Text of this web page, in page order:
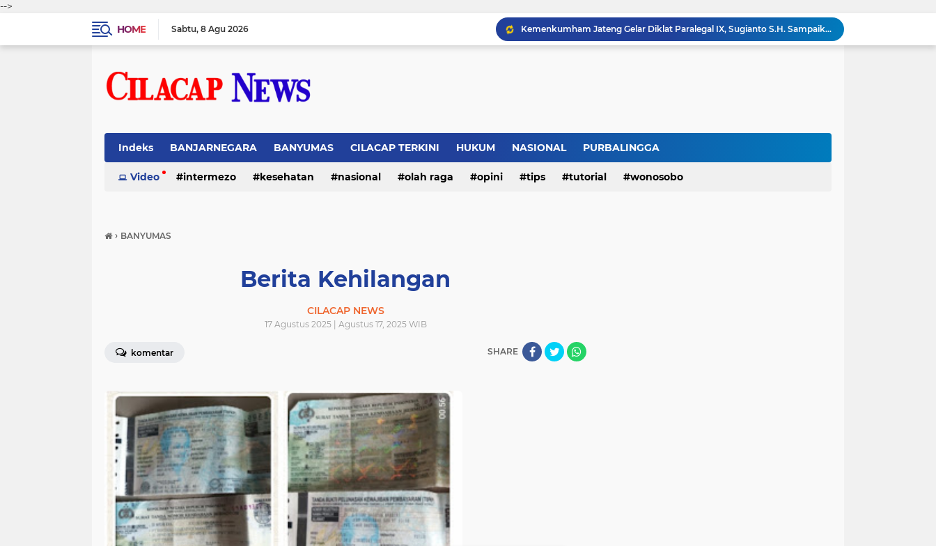
-->
HOME
Sabtu 8 Agu 2026
Kemenkumham Jateng Gelar Diklat Paralegal IX, Sugianto S.H. Sampaikan Materi Perdana Hari Pertama
Masak Air Pakai Listrik Berujung Petaka, Rumah Warga Sidareja Cilacap Hangus Terbakar
Nasib Nahas Nelayan Cilacap, Jatuh ke Laut Lalu Ditemukan Tak Bernyawa
Indeks BANJARNEGARA BANYUMAS CILACAP TERKINI HUKUM NASIONAL PURBALINGGA
Video intermezo kesehatan nasional olah raga opini tips tutorial wonosobo
› BANYUMAS
Berita Kehilangan
CILACAP NEWS
17 Agustus 2025 | Agustus 17, 2025 WIB
komentar SHARE